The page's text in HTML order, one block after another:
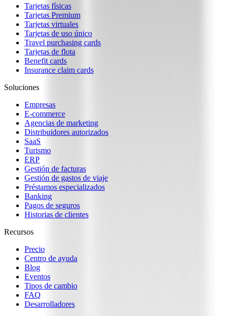
Tarjetas físicas
Tarjetas Premium
Tarjetas virtuales
Tarjetas de uso único
Travel purchasing cards
Tarjetas de flota
Benefit cards
Insurance claim cards
Soluciones
Empresas
E-commerce
Agencias de marketing
Distribuidores autorizados
SaaS
Turismo
ERP
Gestión de facturas
Gestión de gastos de viaje
Préstamos especializados
Banking
Pagos de seguros
Historias de clientes
Recursos
Precio
Centro de ayuda
Blog
Eventos
Tipos de cambio
FAQ
Desarrolladores